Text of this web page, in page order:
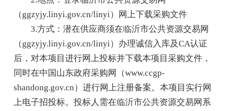
（ggzyjy.linyi.gov.cn/linyi）网上下载采购文件
3.方式：潜在供应商须在临沂市公共资源交易网
（ggzyjy.linyi.gov.cn/linyi）办理诚信入库及CA认证
后，对本项目进行网上投标并下载本项目采购文件，
同时在中国山东政府采购网（www.ccgp-
shandong.gov.cn）进行网上注册备案。本项目实行网
上电子招投标。投标人需在临沂市公共资源交易网系